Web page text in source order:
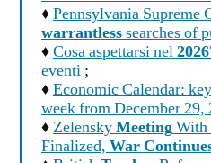
♦Pennsylvania Supreme
warrantlesssearches of
♦Cosa aspettarsi nel
eventi ;
♦Economic Calendar:
week from December 29,
♦ZelenskyMeetingWith
Finalized, War